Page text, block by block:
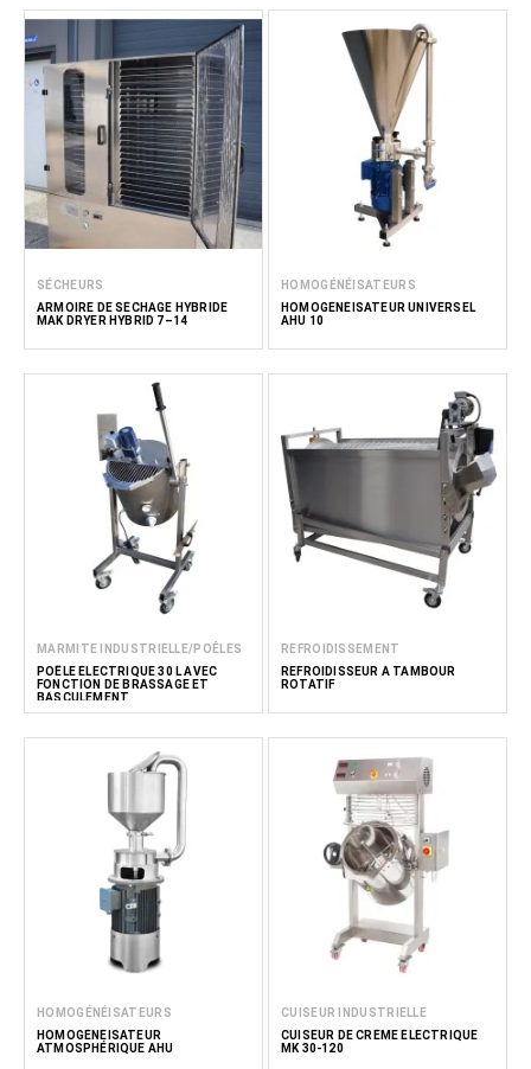
SÉCHEURS
ARMOIRE DE SÉCHAGE HYBRIDE
MAK DRYER HYBRID 7–14
HOMOGÉNÉISATEURS
HOMOGÉNÉISATEUR UNIVERSEL
AHU 10
MARMITE INDUSTRIELLE/POÊLES
POÊLE ÉLECTRIQUE 30 L AVEC
FONCTION DE BRASSAGE ET
BASCULEMENT
REFROIDISSEMENT
REFROIDISSEUR À TAMBOUR
ROTATIF
HOMOGÉNÉISATEURS
HOMOGÉNÉISATEUR
ATMOSPHÉRIQUE AHU
CUISEUR INDUSTRIELLE
CUISEUR DE CRÈME ÉLECTRIQUE
MK 30-120